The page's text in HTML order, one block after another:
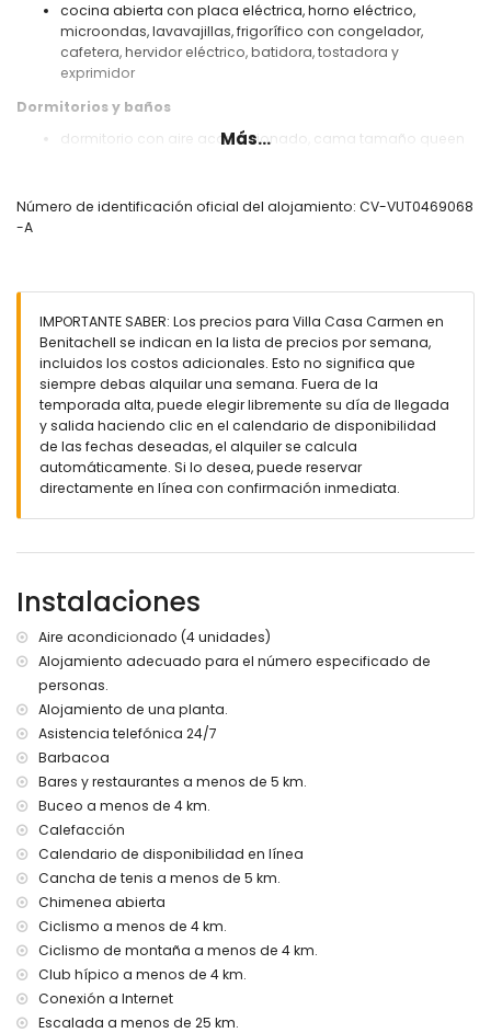
cocina abierta con placa eléctrica, horno eléctrico,
microondas, lavavajillas, frigorífico con congelador,
cafetera, hervidor eléctrico, batidora, tostadora y
exprimidor
Dormitorios y baños
dormitorio con aire acondicionado, cama tamaño queen
camas individuales (de 190 por 90 cm)
Exterior de la villa
piscina privada de forma de riñón de 8m x 4m y 2m de
profundidad
jardín con grava, árboles y mobiliario de jardín con
tumbonas
terraza cubierta
barbacoa
zona de estar al aire libre y área de comedor exterior
Más información
pueblo más cercano: Poble Nou de Benitachell (a 4
playa más cercana: Cala Moraig (a 4 kilómetros de la villa)
puerto más cercano: El Portet, Moraira (a 10 kilómetros de la
villa)
parque más cercano: Circle Park, Moraira (a 10 kilómetros
de la villa)
aeropuerto más cercano: Alicante (a 100 kilómetros de la
villa)
segundo aeropuerto más cercano: Valencia (> 100
por favor consulte si se permiten mascotas
El alojamiento es muy adecuado para familias con niños
Instalaciones y servicios incluidos en el precio del alquiler
internet (WiFi)
aspiradora y plancha con tabla de planchar
servicio de recepción y servicio de emergencia 24 horas
calefacción por aire y aire acondicionado
Instalaciones y servicios con cargo adicional
Más...
Número de identificación oficial del alojamiento: CV-VUT0469068
-A
IMPORTANTE SABER: Los precios para Villa Casa Carmen en
Benitachell se indican en la lista de precios por semana,
incluidos los costos adicionales. Esto no significa que
siempre debas alquilar una semana. Fuera de la
temporada alta, puede elegir libremente su día de llegada
y salida haciendo clic en el calendario de disponibilidad
de las fechas deseadas, el alquiler se calcula
automáticamente. Si lo desea, puede reservar
directamente en línea con confirmación inmediata.
Instalaciones
Aire acondicionado (4 unidades)
Alojamiento adecuado para el número especificado de
personas.
Alojamiento de una planta.
Asistencia telefónica 24/7
Barbacoa
Bares y restaurantes a menos de 5 km.
Buceo a menos de 4 km.
Calefacción
Calendario de disponibilidad en línea
Cancha de tenis a menos de 5 km.
Chimenea abierta
Ciclismo a menos de 4 km.
Ciclismo de montaña a menos de 4 km.
Club hípico a menos de 4 km.
Conexión a Internet
Escalada a menos de 25 km.